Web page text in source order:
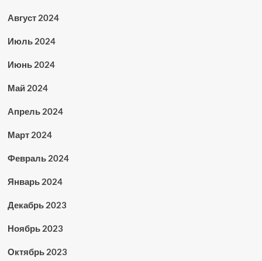
Август 2024
Июль 2024
Июнь 2024
Май 2024
Апрель 2024
Март 2024
Февраль 2024
Январь 2024
Декабрь 2023
Ноябрь 2023
Октябрь 2023